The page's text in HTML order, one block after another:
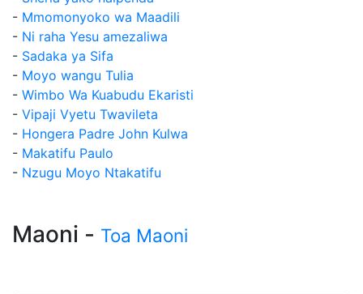
- Mmomonyoko wa Maadili
- Ni raha Yesu amezaliwa
- Sadaka ya Sifa
- Moyo wangu Tulia
- Wimbo Wa Kuabudu Ekaristi
- Vipaji Vyetu Twavileta
- Hongera Padre John Kulwa
- Makatifu Paulo
- Nzugu Moyo Ntakatifu
Maoni - Toa Maoni